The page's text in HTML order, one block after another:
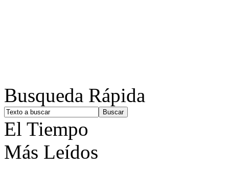
Busqueda Rápida
El Tiempo
Más Leídos